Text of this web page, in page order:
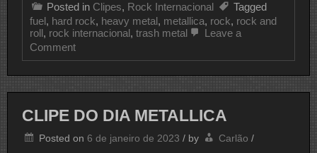
Posted in Clipes, Rock Internacional
Tagged
fuel, hard rock, heavy metal, metallica, rock, rock and
roll, rock internacional, trash metal
Leave a
Commenton
CLIPE
METALLICA
CLIPE DO DIA METALLICA
Posted on 6 de janeiro de 2023 / by Carlão /